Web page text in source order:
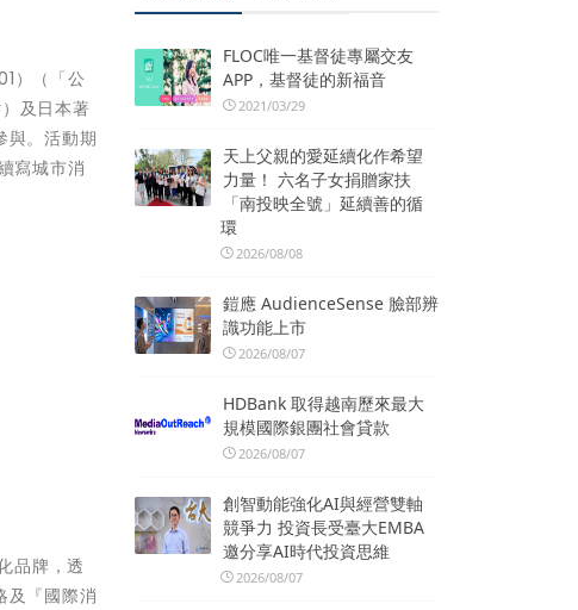
）（「公
及日本著
與。活動期
寫城市消
品牌，透
及『國際消
FLOC唯一基督徒專屬交友
APP，基督徒的新福音
2021/03/29
天上父親的愛延續化作希望
力量！ 六名子女捐贈家扶
「南投映全號」延續善的循
環
2026/08/08
鎧應 AudienceSense 臉部辨
識功能上市
2026/08/07
HDBank 取得越南歷來最大
規模國際銀團社會貸款
2026/08/07
創智動能強化AI與經營雙軸
競爭力 投資長受臺大EMBA
邀分享AI時代投資思維
2026/08/07